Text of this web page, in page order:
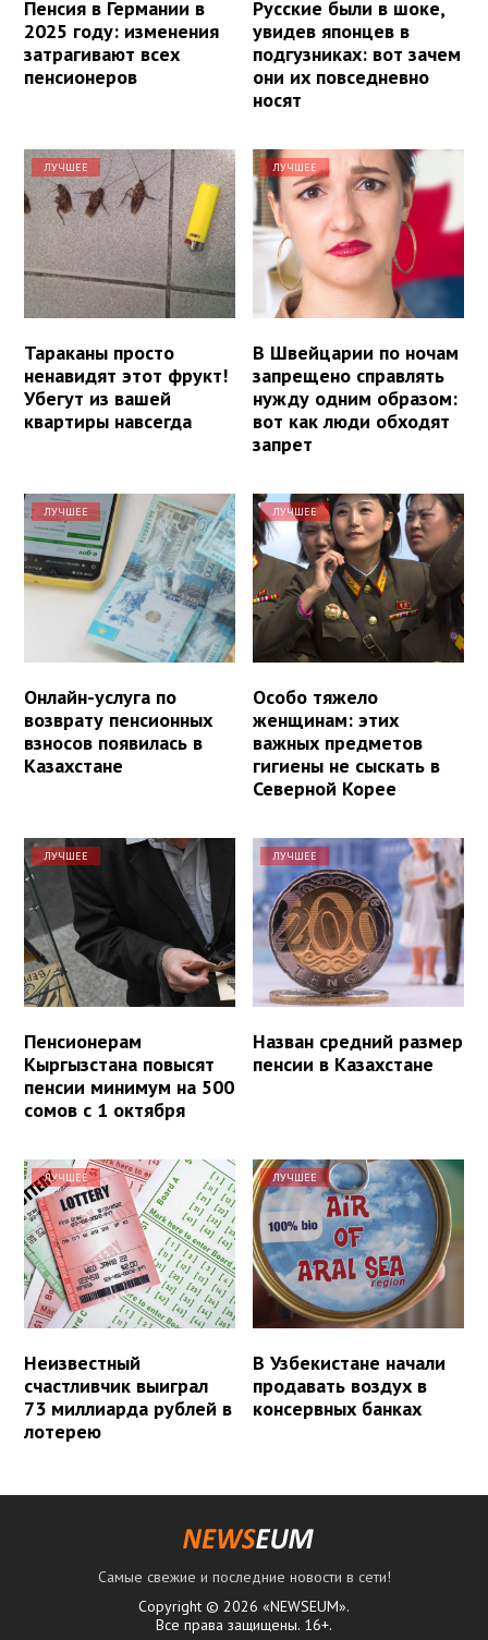
Пенсия в Германии в
2025 году: изменения
затрагивают всех
пенсионеров
Русские были в шоке,
увидев японцев в
подгузниках: вот зачем
они их повседневно
носят
ЛУЧШЕЕ
Тараканы просто
ненавидят этот фрукт!
Убегут из вашей
квартиры навсегда
ЛУЧШЕЕ
В Швейцарии по ночам
запрещено справлять
нужду одним образом:
вот как люди обходят
запрет
ЛУЧШЕЕ
Онлайн-услуга по
возврату пенсионных
взносов появилась в
Казахстане
ЛУЧШЕЕ
Особо тяжело
женщинам: этих
важных предметов
гигиены не сыскать в
Северной Корее
ЛУЧШЕЕ
Пенсионерам
Кыргызстана повысят
пенсии минимум на 500
сомов с 1 октября
ЛУЧШЕЕ
Назван средний размер
пенсии в Казахстане
ЛУЧШЕЕ
Неизвестный
счастливчик выиграл
73 миллиарда рублей в
лотерею
ЛУЧШЕЕ
В Узбекистане начали
продавать воздух в
консервных банках
Самые свежие и последние новости в сети!
Copyright © 2026 «NEWSEUM».
Все права защищены. 16+.